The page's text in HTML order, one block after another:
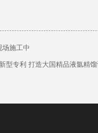
场施工中
型专利 打造大国精品液氩精馏